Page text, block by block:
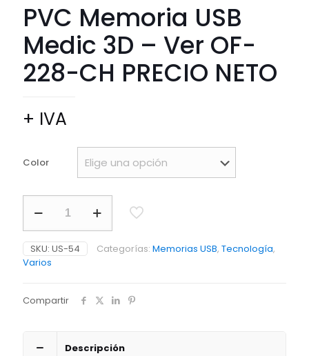
PVC Memoria USB
Medic 3D – Ver OF-
228-CH PRECIO NETO
+ IVA
Color
Memoria
USB
Medic
3D
-
228-
NETO
SKU: US-54 Categorías: Memorias USB, Tecnología,
Varios
Compartir
Descripción